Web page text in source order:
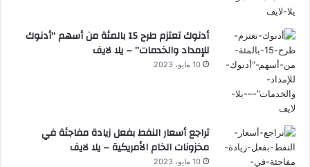
أدنوك تعتزم طرح 15 بالمئة من أسهم “أدنوك
للإمداد والخدمات” – يلا لايف
10 مايو، 2023
تراجع أسعار النفط بفعل زيادة مفاجئة في
مخزونات الخام الأمريكية – يلا لايف
10 مايو، 2023